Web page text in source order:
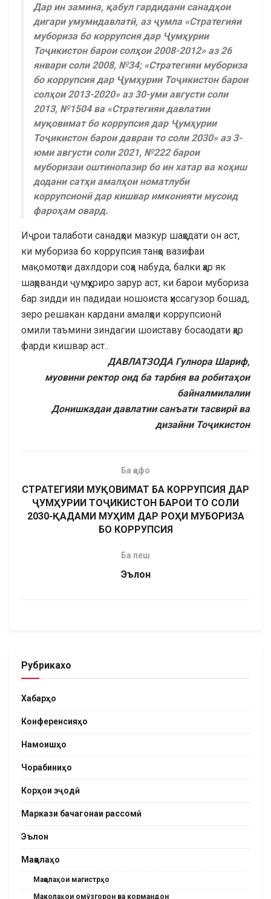
Дар ин замина, қабул гардидани санадҳои
дигари умумидавлатӣ, аз ҷумла «Стратегияи
мубориза бо коррупсия дар Ҷумҳурии
Тоҷикистон барои солҳои 2008-2012» аз 26
январи соли 2008, №34; «Стратегияи мубориза
бо коррупсия дар Ҷумҳурии Тоҷикистон барои
солҳои 2013-2020» аз 30-уми августи соли
2013, №1504 ва «Стратегияи давлатии
муқовимат бо коррупсия дар Ҷумҳурии
Тоҷикистон барои давраи то соли 2030» аз 3-
юми августи соли 2021, №222 барои
муборизаи оштинопазир бо ин хатар ва коҳиш
додани сатҳи амалҳои номатлуби
коррупсионӣ дар кишвар имконияти мусоид
фароҳам овард.
Иҷрои талаботи санадҳои мазкур шаҳодати он аст,
ки мубориза бо коррупсия танҳо вазифаи
мақомотҳои дахлдори соҳа набуда, балки ҳар як
шаҳрванди ҷумҳуриро зарур аст, ки барои мубориза
бар зидди ин падидаи ношоиста ҳиссагузор бошад,
зеро решакан кардани амалҳои коррупсионӣ
омили таъмини зиндагии шоиставу босаодати ҳар
фарди кишвар аст..
ДАВЛАТЗОДА Гулнора Шариф,
муовини ректор оид ба тарбия ва робитаҳои
байналмилалии
Донишкадаи давлатии санъати тасвирӣ ва
дизайни Тоҷикистон
Ба қафо
СТРАТЕГИЯИ МУҚОВИМАТ БА КОРРУПСИЯ ДАР
ҶУМҲУРИИ ТОҶИКИСТОН БАРОИ ТО СОЛИ
2030-ҚАДАМИ МУҲИМ ДАР РОҲИ МУБОРИЗА
БО КОРРУПСИЯ
Ба пеш
Эълон
Рубрикахо
Хабарҳо
Конференсияҳо
Намоишҳо
Чорабиниҳо
Корҳои эҷодӣ
Маркази бачагонаи рассомӣ
Эълон
Мақолаҳо
Мақолаҳои магистрҳо
Маколаҳои омӯзгорон ва кормандон